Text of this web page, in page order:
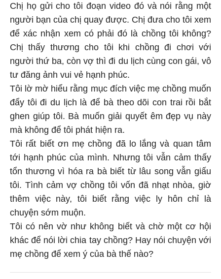
Chị họ gửi cho tôi đoạn video đó và nói rằng một
người bạn của chị quay được. Chị đưa cho tôi xem
để xác nhận xem có phải đó là chồng tôi không?
Chị thấy thương cho tôi khi chồng đi chơi với
người thứ ba, còn vợ thì đi du lịch cùng con gái, vô
tư đăng ảnh vui vẻ hạnh phúc.
Tôi lờ mờ hiểu rằng mục đích việc mẹ chồng muốn
đẩy tôi đi du lịch là để bà theo dõi con trai rồi bắt
ghen giúp tôi. Bà muốn giải quyết êm đẹp vụ này
mà không để tôi phát hiện ra.
Tôi rất biết ơn mẹ chồng đã lo lắng và quan tâm
tới hạnh phúc của mình. Nhưng tôi vẫn cảm thấy
tổn thương vì hóa ra bà biết từ lâu song vẫn giấu
tôi. Tình cảm vợ chồng tôi vốn đã nhạt nhòa, giờ
thêm việc này, tôi biết rằng việc ly hôn chỉ là
chuyện sớm muộn.
Tôi có nên vờ như không biết và chờ một cơ hội
khác để nói lời chia tay chồng? Hay nói chuyện với
mẹ chồng để xem ý của bà thế nào?